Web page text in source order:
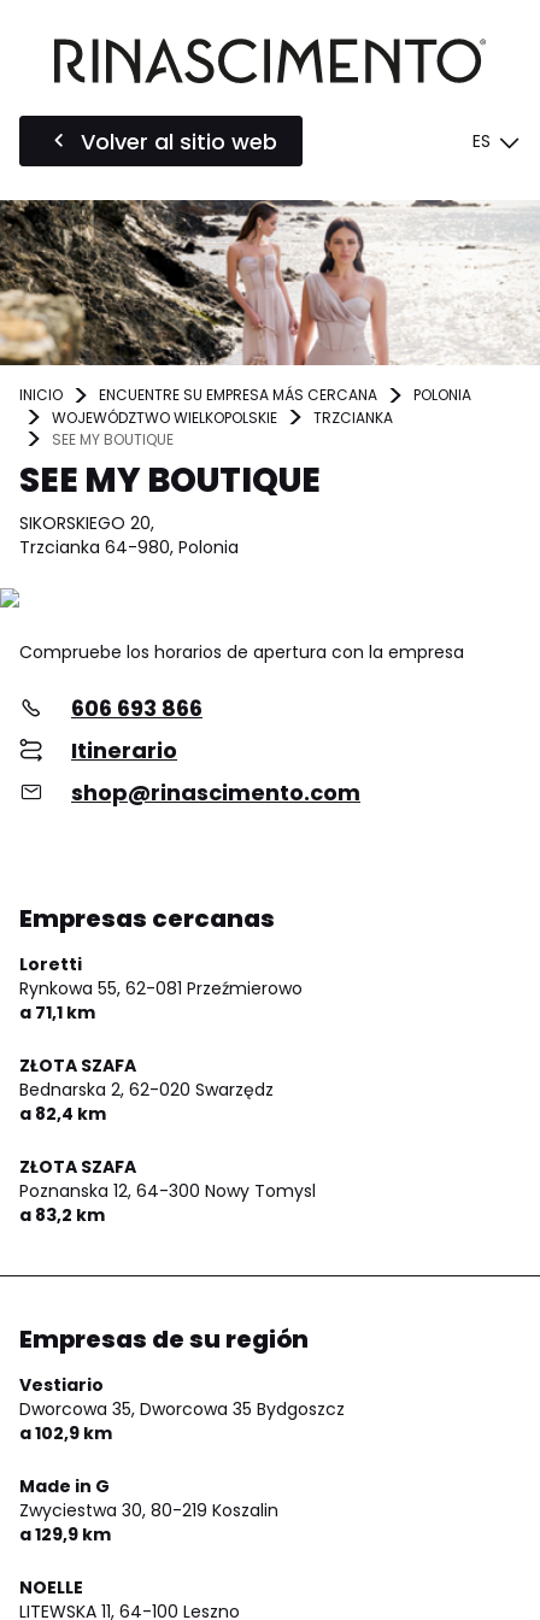
Volver al sitio web ES
INICIO ENCUENTRE SU EMPRESA MÁS CERCANA
POLONIA
WOJEWÓDZTWO WIELKOPOLSKIE
TRZCIANKA
SEE MY BOUTIQUE
SEE MY BOUTIQUE
SIKORSKIEGO 20,
Trzcianka 64-980, Polonia
Compruebe los horarios de apertura con la empresa
606 693 866
Itinerario
shop@rinascimento.com
Empresas cercanas
Loretti
Rynkowa 55, 62-081 Przeźmierowo
a 71,1 km
ZŁOTA SZAFA
Bednarska 2, 62-020 Swarzędz
a 82,4 km
ZŁOTA SZAFA
Poznanska 12, 64-300 Nowy Tomysl
a 83,2 km
Empresas de su región
Vestiario
Dworcowa 35, Dworcowa 35 Bydgoszcz
a 102,9 km
Made in G
Zwyciestwa 30, 80-219 Koszalin
a 129,9 km
NOELLE
LITEWSKA 11, 64-100 Leszno